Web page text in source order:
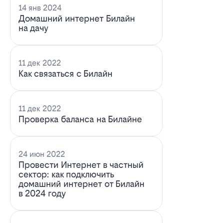
14 янв 2024
Домашний интернет Билайн
на дачу
11 дек 2022
Как связаться с Билайн
11 дек 2022
Проверка баланса на Билайне
24 июн 2022
Провести Интернет в частный
сектор: как подключить
домашний интернет от Билайн
в 2024 году